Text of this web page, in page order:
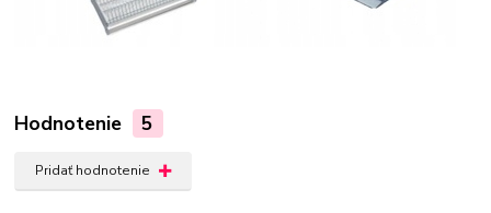
Hodnotenie 5
Pridať hodnotenie